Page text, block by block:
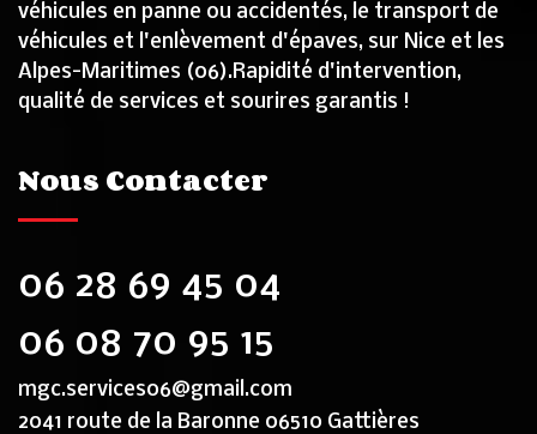
véhicules en panne ou accidentés, le transport de
véhicules et l'enlèvement d'épaves, sur Nice et les
Alpes-Maritimes (06).Rapidité d'intervention,
qualité de services et sourires garantis !
Nous Contacter
06 28 69 45 04
06 08 70 95 15
mgc.services06@gmail.com
2041 route de la Baronne 06510 Gattières